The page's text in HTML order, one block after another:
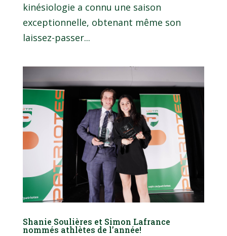
kinésiologie a connu une saison
exceptionnelle, obtenant même son
laissez-passer...
Shanie Soulières et Simon Lafrance
nommés athlètes de l’année!